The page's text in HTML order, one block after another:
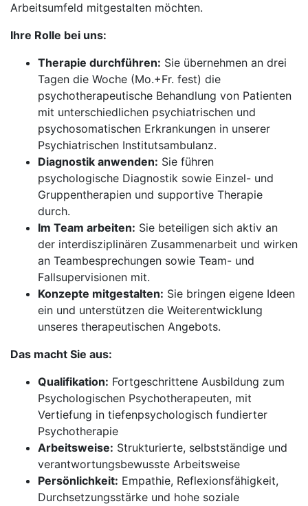
Arbeitsumfeld mitgestalten möchten.
Ihre Rolle bei uns:
Therapie durchführen: Sie übernehmen an drei
Tagen die Woche (Mo.+Fr. fest) die
psychotherapeutische Behandlung von Patienten
mit unterschiedlichen psychiatrischen und
psychosomatischen Erkrankungen in unserer
Psychiatrischen Institutsambulanz.
Diagnostik anwenden: Sie führen
psychologische Diagnostik sowie Einzel- und
Gruppentherapien und supportive Therapie
durch.
Im Team arbeiten: Sie beteiligen sich aktiv an
der interdisziplinären Zusammenarbeit und wirken
an Teambesprechungen sowie Team- und
Fallsupervisionen mit.
Konzepte mitgestalten: Sie bringen eigene Ideen
ein und unterstützen die Weiterentwicklung
unseres therapeutischen Angebots.
Das macht Sie aus:
Qualifikation: Fortgeschrittene Ausbildung zum
Psychologischen Psychotherapeuten, mit
Vertiefung in tiefenpsychologisch fundierter
Psychotherapie
Arbeitsweise: Strukturierte, selbstständige und
verantwortungsbewusste Arbeitsweise
Persönlichkeit: Empathie, Reflexionsfähigkeit,
Durchsetzungsstärke und hohe soziale